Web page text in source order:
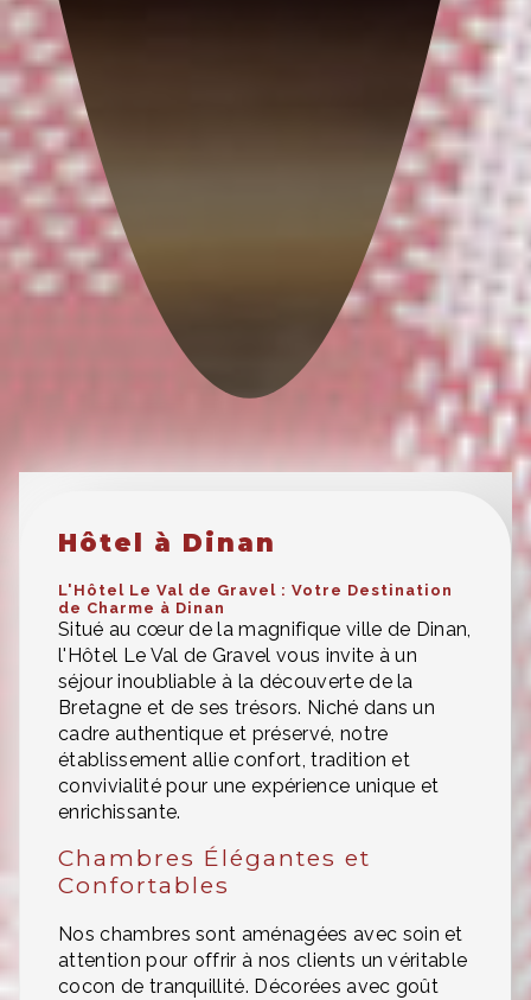
Hôtel à Dinan
L'Hôtel Le Val de Gravel : Votre Destination
de Charme à Dinan
Situé au cœur de la magnifique ville de Dinan,
l'Hôtel Le Val de Gravel vous invite à un
séjour inoubliable à la découverte de la
Bretagne et de ses trésors. Niché dans un
cadre authentique et préservé, notre
établissement allie confort, tradition et
convivialité pour une expérience unique et
enrichissante.
Chambres Élégantes et
Confortables
Nos chambres sont aménagées avec soin et
attention pour offrir à nos clients un véritable
cocon de tranquillité. Décorées avec goût